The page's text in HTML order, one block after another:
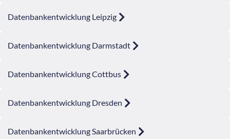
Datenbankentwicklung Leipzig
Datenbankentwicklung Darmstadt
Datenbankentwicklung Cottbus
Datenbankentwicklung Dresden
Datenbankentwicklung Saarbrücken